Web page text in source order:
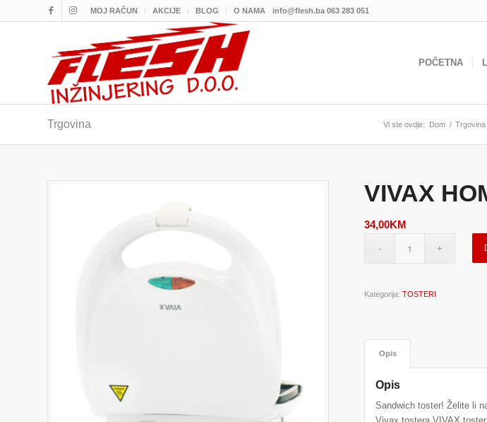
MOJ RAČUN AKCIJE BLOG O NAMA info@flesh.ba 063 283 051
POČETNA
Trgovina Vi ste ovdje: Dom / Trgovina
VIVAX
34,00KM
Kategorija:TOSTERI
Opis
Opis
Sandwich toster! Želite li